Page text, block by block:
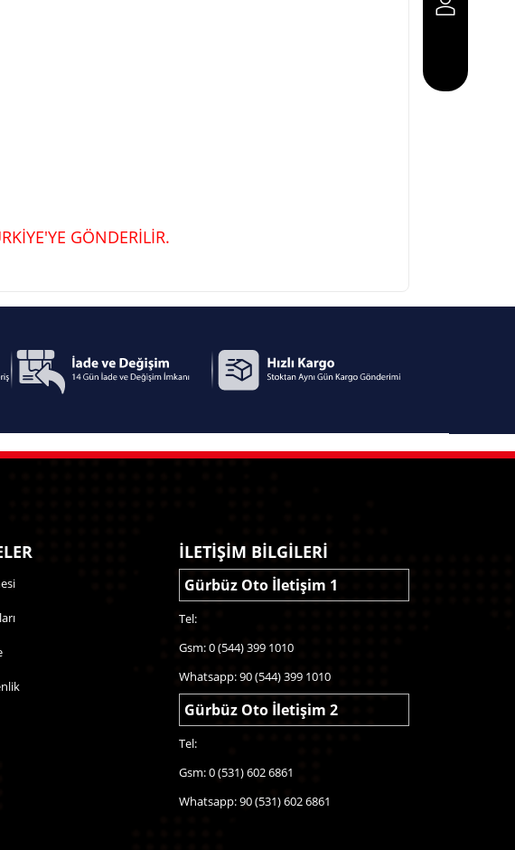
GÖNDERİLİR.
İLETİŞİM BİLGİLERİ
Gürbüz Oto İletişim 1
Tel:
Gsm: 0 (544) 399 1010
Whatsapp: 90 (544) 399 1010
Gürbüz Oto İletişim 2
Tel:
Gsm: 0 (531) 602 6861
Whatsapp: 90 (531) 602 6861